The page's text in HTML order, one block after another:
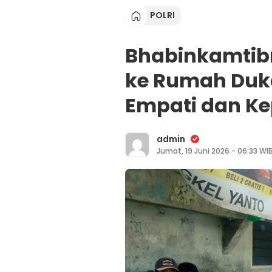
POLRI
ke Rumah
Empati dan
admin
Jumat, 19 Juni 2026 - 06:33